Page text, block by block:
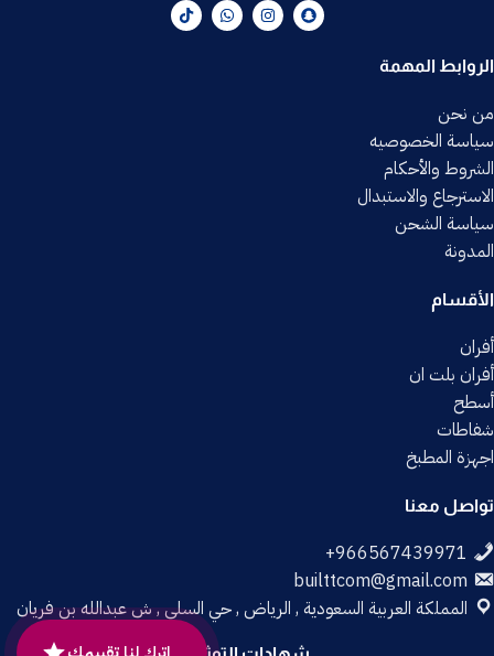
الروابط المهمة
من نحن
سياسة الخصوصيه
الشروط والأحكام
الاسترجاع والاستبدال
سياسة الشحن
المدونة
الأقسام
أفران
أفران بلت ان
أسطح
شفاطات
اجهزة المطبخ
تواصل معنا
builttcom@gmail.com
المملكة العربية السعودية , الرياض , حي السلي , ش عبدالله بن فريان